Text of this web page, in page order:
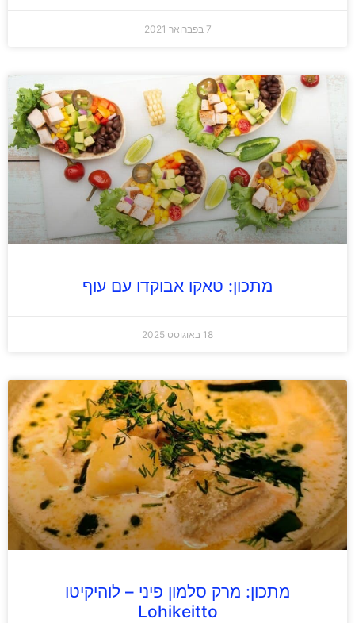
7 בפברואר 2021
מתכון: טאקו אבוקדו עם עוף
18 באוגוסט 2025
מתכון: מרק סלמון פיני – לוהיקיטו
Lohikeitto